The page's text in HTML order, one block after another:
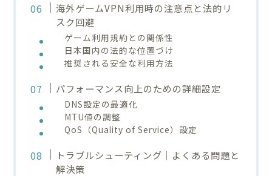
海外ゲームVPN利用時の注意点と法的リ
スク回避
ゲーム利用規約との関係性
日本国内の法的な位置づけ
推奨される安全な利用方法
パフォーマンス向上のための詳細設定
DNS設定の最適化
MTU値の調整
QoS（Quality of Service）設定
トラブルシューティング｜よくある問題と
解決策